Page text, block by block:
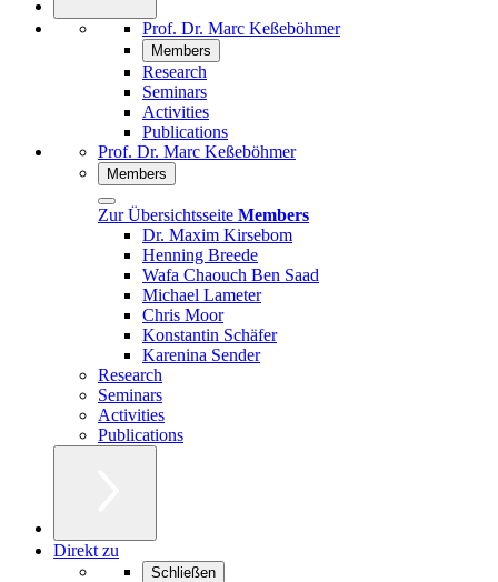
Prof. Dr. Marc Keßeböhmer
Members
Research
Seminars
Activities
Publications
Prof. Dr. Marc Keßeböhmer
Members
Zur Übersichtsseite Members
Dr. Maxim Kirsebom
Henning Breede
Wafa Chaouch Ben Saad
Michael Lameter
Chris Moor
Konstantin Schäfer
Karenina Sender
Research
Seminars
Activities
Publications
Direkt zu
Schließen